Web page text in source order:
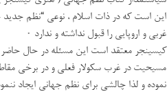
این است که در ذات اسلام ، نوعی “نظم
غربی و اروپایی را قبول نداشته و ندارد ۰
کیسینجر معتقد است این مسئله در حال حاضر
مسیحیت در غرب سکولار فعلی و در برخی
نموده و لذا چالشی برای نظم جهانی ایجاد